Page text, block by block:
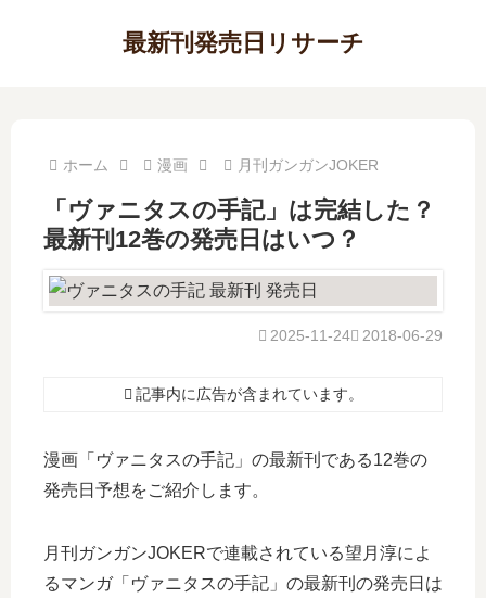
最新刊発売日リサーチ
ホーム 漫画 月刊ガンガンJOKER
「ヴァニタスの手記」は完結した？
最新刊12巻の発売日はいつ？
2018-06-29
2025-11-24
記事内に広告が含まれています。
漫画「ヴァニタスの手記」の最新刊である12巻の
発売日予想をご紹介します。
月刊ガンガンJOKERで連載されている望月淳によ
るマンガ「ヴァニタスの手記」の最新刊の発売日は